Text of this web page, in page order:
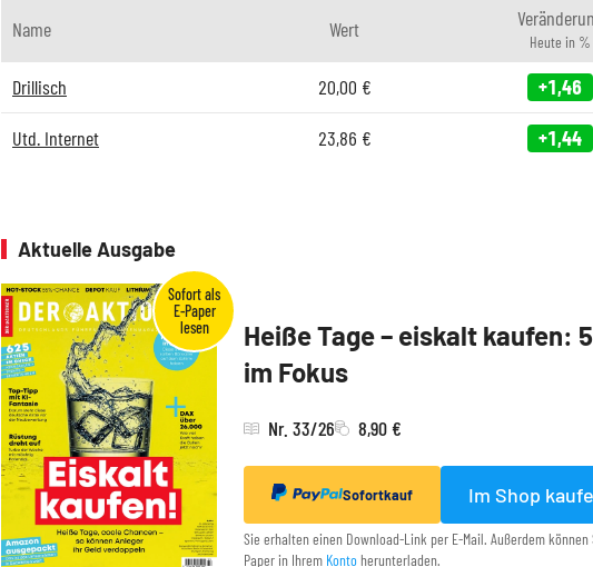
Name Wert
Heute in %
Drillisch 20,00 € +1,46
Utd. Internet 23,86 € +1,44
Aktuelle Ausgabe
Heiße Tage – eiskalt kaufen:
im Fokus
Nr. 33/26 8,90 €
Sofortkauf Im Shop
Sie erhalten einen Download-Link per E-Mail. Außerdem
Paper in Ihrem Konto herunterladen.